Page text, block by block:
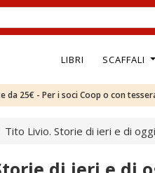
LIBRI SCAFFALI
da 25€ - Per i soci Coop o con
Tito Livio. Storie di ieri e di oggi